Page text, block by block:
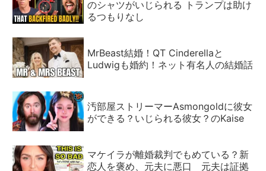
のシャツがいじられる トランプは助け
るつもりなし
MrBeast結婚！QT Cinderellaと
Ludwigも婚約！ネット有名人の結婚話
汚部屋ストリーマーAsmongoldに彼女
ができる？いじられる彼女？のKaise
マケイラが離婚裁判でもめている？新
恋人を褒め、元夫に悪口 元夫は証拠